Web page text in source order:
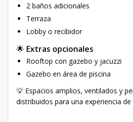
2 baños adicionales
Terraza
Lobby o recibidor
🌟 Extras opcionales
Rooftop con gazebo y jacuzzi
Gazebo en área de piscina
💡 Espacios amplios, ventilados y
distribuidos para una experiencia de